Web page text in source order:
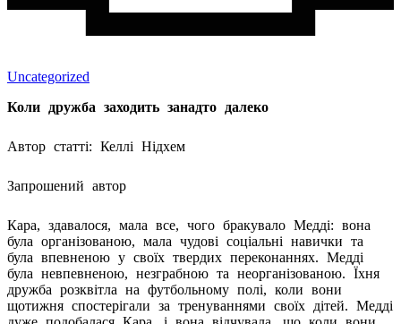
Uncategorized
Коли дружба заходить занадто далеко
Автор статті: Келлі Нідхем
Запрошений автор
Кара, здавалося, мала все, чого бракувало Медді: вона
була організованою, мала чудові соціальні навички та
була впевненою у своїх твердих переконаннях. Медді
була невпевненою, незграбною та неорганізованою. Їхня
дружба розквітла на футбольному полі, коли вони
щотижня спостерігали за тренуваннями своїх дітей. Медді